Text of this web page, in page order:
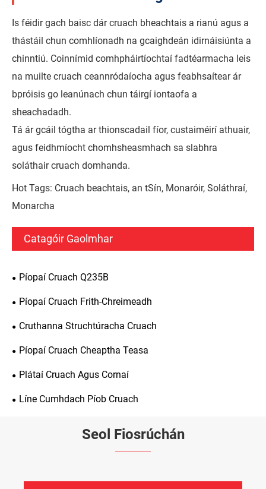
Is féidir gach baisc dár cruach bheachtais a rianú agus a
thástáil chun comhlíonadh na gcaighdeán idirnáisiúnta a
chinntiú. Coinnímid comhpháirtíochtaí fadtéarmacha leis
na muilte cruach ceannródaíocha agus feabhsaítear ár
bpróisis go leanúnach chun táirgí iontaofa a
sheachadadh.
Tá ár gcáil tógtha ar thionscadail fíor, custaiméirí athuair,
agus feidhmíocht chomhsheasmhach sa slabhra
soláthair cruach domhanda.
Hot Tags: Cruach beachtais, an tSín, Monaróir, Soláthraí,
Monarcha
Catagóir Gaolmhar
Píopaí Cruach Q235B
Píopaí Cruach Frith-Chreimeadh
Cruthanna Struchtúracha Cruach
Píopaí Cruach Cheaptha Teasa
Plátaí Cruach Agus Cornaí
Líne Cumhdach Píob Cruach
Seol Fiosrúchán